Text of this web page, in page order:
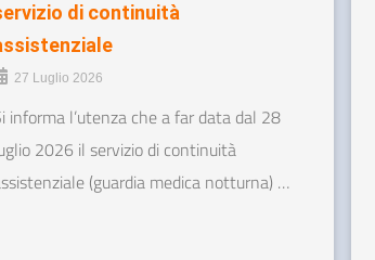
di continuità
27 Luglio 2026
informa l’utenza che a far data dal 28
2026 il servizio di continuità
(guardia medica notturna) …